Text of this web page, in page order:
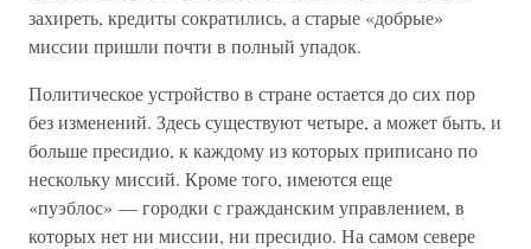
захиреть, кредиты сократились, а старые «добрые»
миссии пришли почти в полный упадок.
Политическое устройство в стране остается до сих пор
без изменений. Здесь существуют четыре, а может быть, и
больше пресидио, к каждому из которых приписано по
нескольку миссий. Кроме того, имеются еще
«пуэблос» — городки с гражданским управлением, в
которых нет ни миссии, ни пресидио. На самом севере